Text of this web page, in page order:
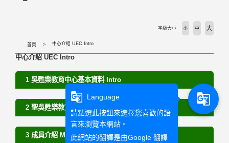
首頁 中心介紹 UEC Intro
字級大小 小 中 大
中心介紹 UEC Intro
1 吳甦樂教育中心基本資料 Intro
2 聖吳甦樂教育精神 Ursuline Spirit
3 成員介紹 Member
g_translate
Language
請點選此按鈕來選擇您喜歡的語
言來瀏覽本網站。
此網站的翻譯是由Google 翻譯
g_translate